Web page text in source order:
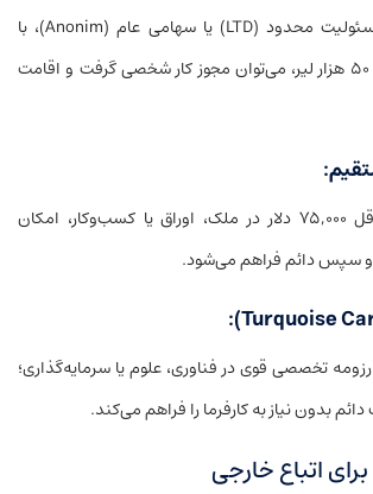
از طریق شرکت با مسئولیت محدود (LTD) یا سهامی عام (Anonim)، با
حداقل سرمایه ۲۵ تا ۵۰ هزار لیر، می‌توان مجوز کار شخصی گرفت و اقامت
با سرمایه‌گذاری حداقل ۷۵,۰۰۰ دلار در ملک، اوراق یا کسب‌وکار، امکان
سپس دائم فراهم می‌شود.
تخصصی قوی در فناوری، علوم یا سرمایه‌گذاری؛
بدون نیاز به کارفرما را فراهم می‌کند.
اتباع خارجی